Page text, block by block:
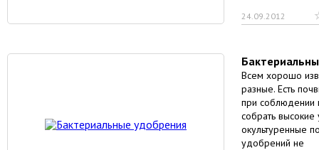
24.09.2012
Всем хорошо
разные. Есть
при соблюдении
собрать
окультуренные
удобрений не